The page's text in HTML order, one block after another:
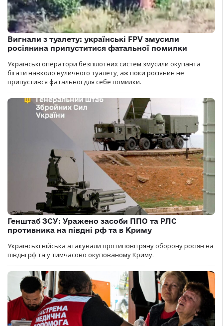
Вигнали з туалету: українські FPV змусили
росіянина припуститися фатальної помилки
Українські оператори безпілотних систем змусили окупанта
бігати навколо вуличного туалету, аж поки росіянин не
припустився фатальної для себе помилки.
Генштаб ЗСУ: Уражено засоби ППО та РЛС
противника на півдні рф та в Криму
Українські війська атакували протиповітряну оборону росіян на
півдні рф та у тимчасово окупованому Криму.